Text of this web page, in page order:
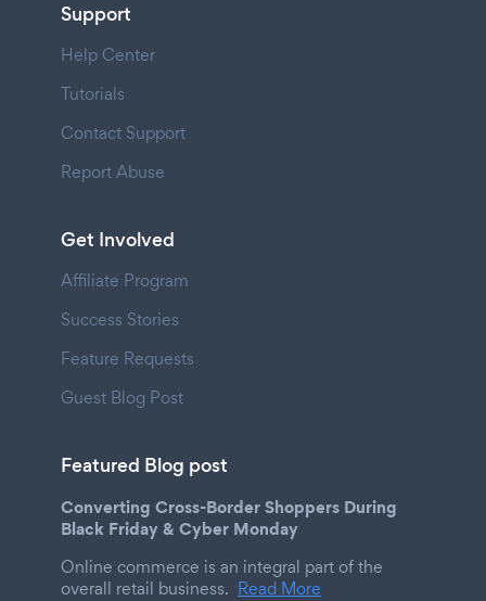
Support
Help Center
Tutorials
Contact Support
Report Abuse
Get Involved
Affiliate Program
Success Stories
Feature Requests
Guest Blog Post
Featured Blog post
Converting Cross-Border Shoppers During
Black Friday & Cyber Monday
Online commerce is an integral part of the
overall retail business. Read More